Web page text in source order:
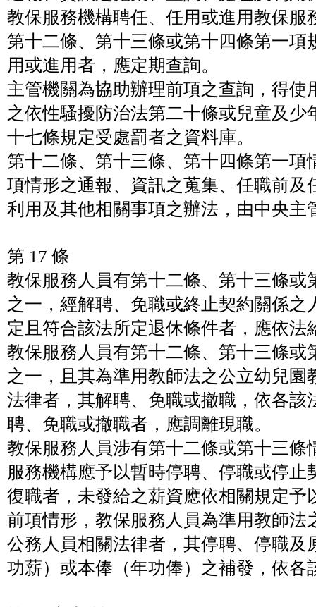
教保服務機構聘任、任用或進用教保服
第十二條、第十三條或第十四條第一項
用或進用者，應定期查詢。
主管機關為協助辦理前項之查詢，得使
之依性騷擾防治法第二十條或兒童及少
十七條規定受處罰者之資料庫。
第十二條、第十三條、第十四條第一項
項情形之通報、資訊之蒐集、任職前及
利用及其他相關事項之辦法，由中央主
第 17 條
教保服務人員有第十二條、第十三條或
之一，經解聘、免職或終止契約關係之
定且符合該法所定退休條件者，應依法
教保服務人員有第十二條、第十三條或
之一，且其為準用教師法之公立幼兒園
法律者，其解聘、免職或撤職，依各該
聘、免職或撤職者，應調離現職。
教保服務人員涉有第十二條或第十三條
服務機構應予以暫時停聘、停職或停止
復職者，未發給之薪資應依相關規定予
前項情形，教保服務人員為準用教師法
公務人員相關法律者，其停聘、停職及
功薪）或本俸（年功俸）之補發，依各